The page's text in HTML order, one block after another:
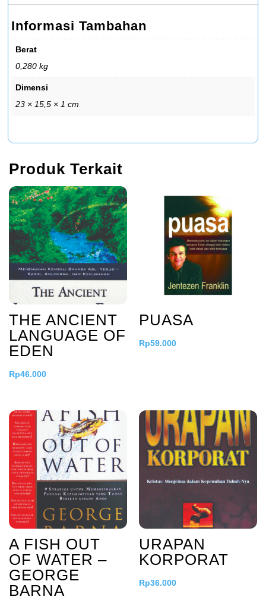
Informasi Tambahan
Berat
0,280 kg
Dimensi
23 × 15,5 × 1 cm
Produk Terkait
THE ANCIENT
LANGUAGE OF
EDEN
Rp46.000
PUASA
Rp59.000
A FISH OUT
OF WATER –
GEORGE
BARNA
URAPAN
KORPORAT
Rp36.000